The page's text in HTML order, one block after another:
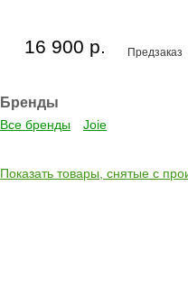
Предзаказ
16 900 р.
Бренды
Все бренды Joie
Показать товары, снятые с